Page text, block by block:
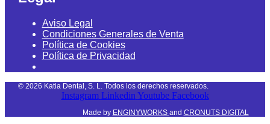
Aviso Legal
Condiciones Generales de Venta
Política de Cookies
Política de Privacidad
© 2026 Katia Dental, S. L. Todos los derechos reservados.
Instagram Linkedin Youtube Facebook
Made by ENGINYWORKS and CRONUTS DIGITAL